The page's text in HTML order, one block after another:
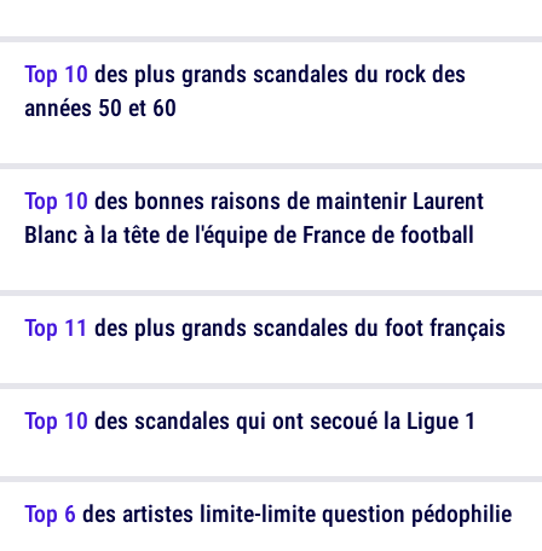
Top 10 des bonnes raisons de maintenir Laurent
Blanc à la tête de l'équipe de France de football
Top 10 des scandales qui ont secoué la Ligue 1
Top 10 des plus grands scandales du rock des
années 50 et 60
Top 11 des plus grands scandales du foot français
Top 6 des artistes limite-limite question pédophilie